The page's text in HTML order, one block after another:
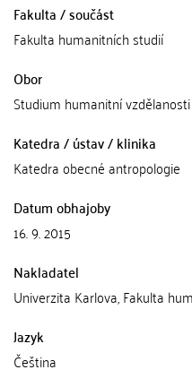
Fakulta / součást
Fakulta humanitních studií
Obor
Studium humanitní vzdělanosti
Katedra / ústav / klinika
Katedra obecné antropologie
Datum obhajoby
16. 9. 2015
Nakladatel
Univerzita Karlova, Fakulta
Jazyk
Čeština